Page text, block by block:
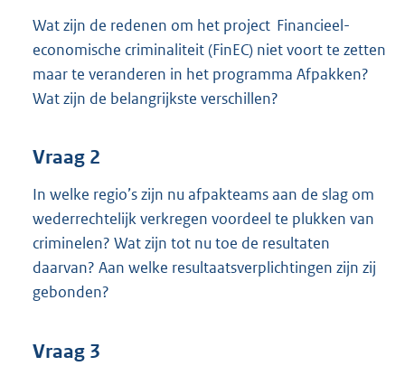
:
4
0
K
b
Wat zijn de redenen om het project Financieel-
economische criminaliteit (FinEC) niet voort te zetten
maar te veranderen in het programma Afpakken?
Wat zijn de belangrijkste verschillen?
Vraag 2
In welke regio’s zijn nu afpakteams aan de slag om
wederrechtelijk verkregen voordeel te plukken van
criminelen? Wat zijn tot nu toe de resultaten
daarvan? Aan welke resultaatsverplichtingen zijn zij
gebonden?
Vraag 3